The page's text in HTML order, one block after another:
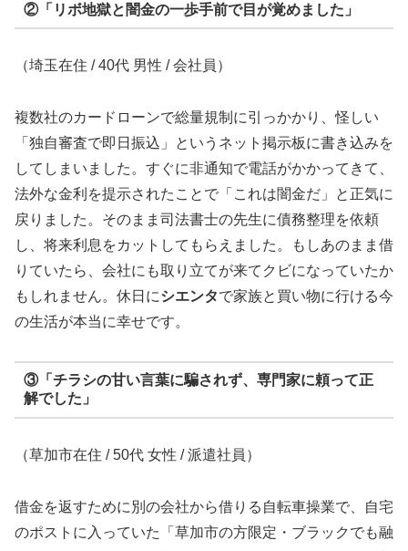
②「リボ地獄と闇金の一歩手前で目が覚めました」
（埼玉在住 / 40代 男性 / 会社員）
複数社のカードローンで総量規制に引っかかり、怪しい
「独自審査で即日振込」というネット掲示板に書き込みを
してしまいました。すぐに非通知で電話がかかってきて、
法外な金利を提示されたことで「これは闇金だ」と正気に
戻りました。そのまま司法書士の先生に債務整理を依頼
し、将来利息をカットしてもらえました。もしあのまま借
りていたら、会社にも取り立てが来てクビになっていたか
もしれません。休日にシエンタで家族と買い物に行ける今
の生活が本当に幸せです。
③「チラシの甘い言葉に騙されず、専門家に頼って正
解でした」
（草加市在住 / 50代 女性 / 派遣社員）
借金を返すために別の会社から借りる自転車操業で、自宅
のポストに入っていた「草加市の方限定・ブラックでも融